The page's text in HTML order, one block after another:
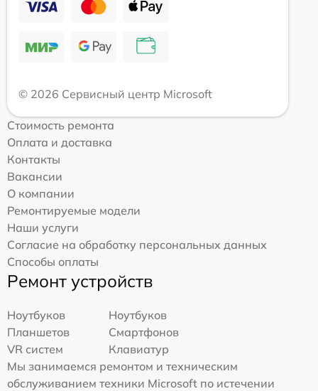
© 2026 Сервисный центр Microsoft
Стоимость ремонта
Оплата и доставка
Контакты
Вакансии
О компании
Ремонтируемые модели
Наши услуги
Согласие на обработку персональных данных
Способы оплаты
Ремонт устройств
Ноутбуков
Ноутбуков
Планшетов
Смартфонов
VR систем
Клавиатур
Мы занимаемся ремонтом и техническим
обслуживанием техники Microsoft по истечении